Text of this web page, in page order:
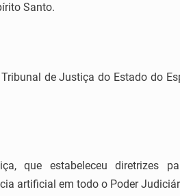
Santo.
de Justiça do Estado do
que estabeleceu diretrizes
artificial em todo o Poder